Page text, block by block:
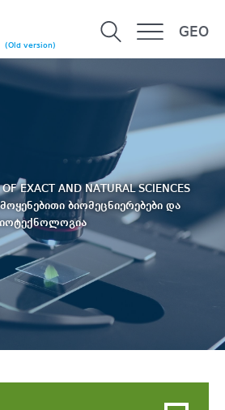
(Old version)
GEO
EXACT AND NATURAL SCIENCES
ბიომეცნიერებები და